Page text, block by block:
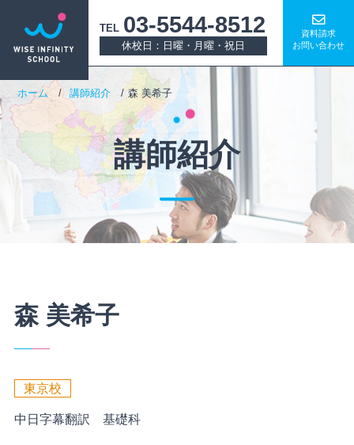
TEL 03-5544-8512
休校日：日曜・月曜・祝日
資料請求
お問い合わせ
ホーム 講師紹介 森 美希子
講師紹介
森 美希子
東京校
中日字幕翻訳 基礎科